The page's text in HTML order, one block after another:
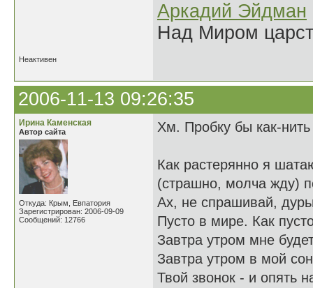
Аркадий Эйдман
Над Миром
Неактивен
2006-11-13 09:26:35
Ирина Каменская
Автор сайта
Откуда: Крым, Евпатория
Зарегистрирован: 2006-09-09
Сообщений: 12766
Хм. Пробку бы как-нить
Как растерянно я
(страшно, молча жду)
Ах, не спрашивай,
Пусто в мире. Как
Завтра утром мне
Завтра утром в мой
Твой звонок - и опять